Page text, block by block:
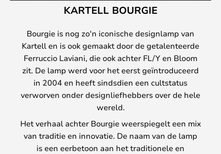
KARTELL BOURGIE
Bourgie is nog zo'n iconische designlamp van
Kartell en is ook gemaakt door de getalenteerde
Ferruccio Laviani, die ook achter FL/Y en Bloom
zit. De lamp werd voor het eerst geïntroduceerd
in 2004 en heeft sindsdien een cultstatus
verworven onder designliefhebbers over de hele
wereld.
Het verhaal achter Bourgie weerspiegelt een mix
van traditie en innovatie. De naam van de lamp
is een eerbetoon aan het traditionele en